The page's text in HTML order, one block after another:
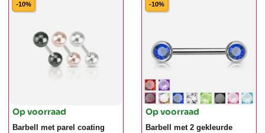
-10%
Op voorraad
Barbell met parel coating
-10%
Op voorraad
Barbell met 2 gekleurde